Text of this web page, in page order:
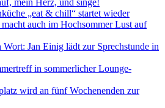
mein Herz, und singe!
„eat & chill“ startet wieder
auch im Hochsommer Lust auf
Jan Einig lädt zur Sprechstunde in
in sommerlicher Lounge-
wird an fünf Wochenenden zur